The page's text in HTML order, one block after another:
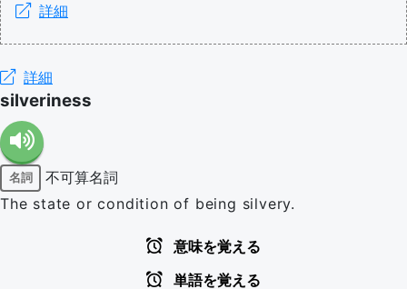
詳細
詳細
silveriness
名詞
不可算名詞
The state or condition of being silvery.
意味を覚える
単語を覚える